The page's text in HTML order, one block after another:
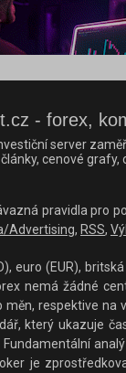
- forex,
server
cenové
pravidla pro
Advertising, RSS,
euro (EUR),
nemá žádné
respektive
který ukazuje
je